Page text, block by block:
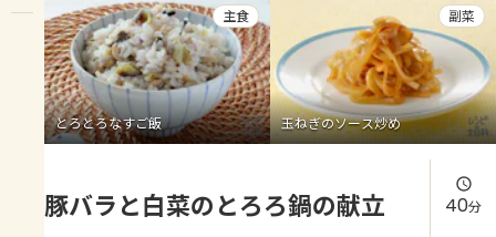
トーク
よくあるお問い合わせ
お買い物
AJINOMOTO PARK とは
とろとろなすご飯
主食
玉ねぎのソース炒め
副菜
豚バラと白菜のとろろ鍋の献立 40分